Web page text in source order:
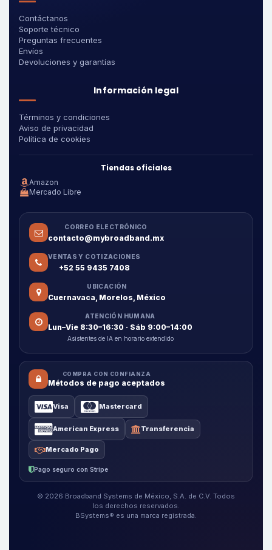
Contáctanos
Soporte técnico
Preguntas frecuentes
Envíos
Devoluciones y garantías
Información legal
Términos y condiciones
Aviso de privacidad
Política de cookies
Tiendas oficiales
Amazon
Mercado Libre
CORREO ELECTRÓNICO
contacto@mybroadband.mx
VENTAS Y COTIZACIONES
+52 55 9435 7408
UBICACIÓN
Cuernavaca, Morelos, México
ATENCIÓN HUMANA
Lun–Vie 8:30–16:30 · Sáb 9:00–14:00
Asistentes de IA en horario extendido
COMPRA CON CONFIANZA
Métodos de pago aceptados
Visa Mastercard
American Express Transferencia
Mercado Pago
Pago seguro con Stripe
© 2026 Broadband Systems de México, S.A. de C.V. Todos
los derechos reservados.
BSystems® es una marca registrada.